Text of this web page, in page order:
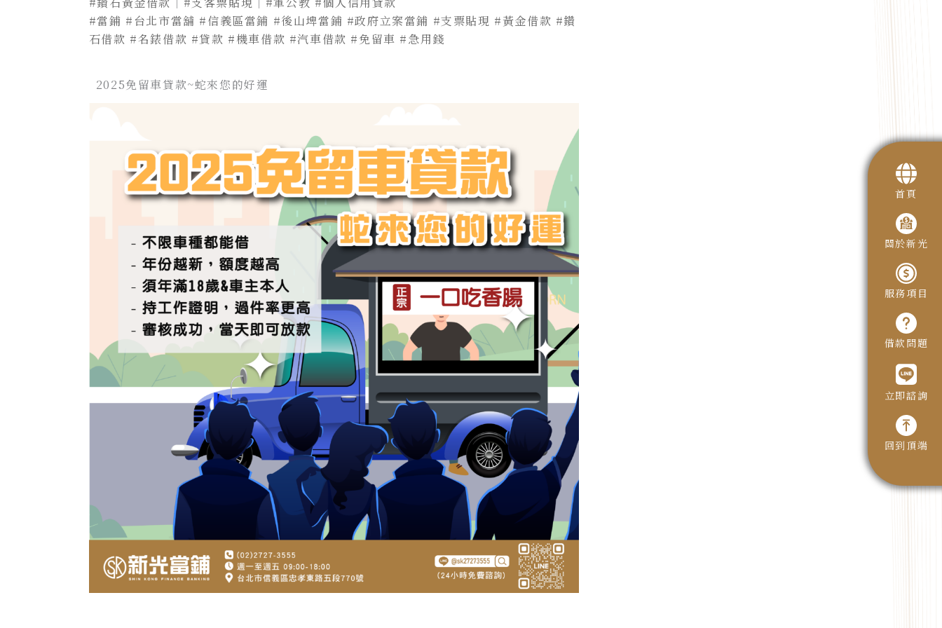
#當鋪 #台北市當舖 #信義區當鋪 #後山埤當鋪 #政府立案當鋪 #支票貼現 #黃金借款 #鑽
石借款 #名錶借款 #貸款 #機車借款 #汽車借款 #免留車 #急用錢
2025免留車貸款~蛇來您的好運
首頁
關於新光
服務項目
借款問題
立即諮詢
回到頂端